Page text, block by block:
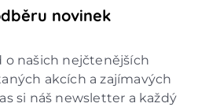
novinek
o našich nejčtenějších
akcích a zajímavých
si náš newsletter a každý